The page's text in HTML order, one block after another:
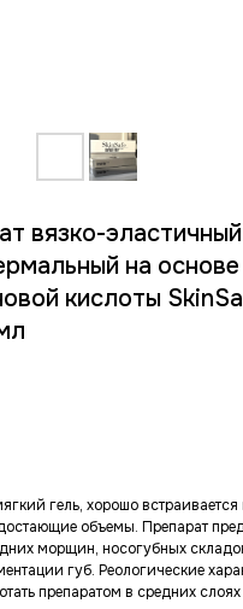
вязко-эластичный
на основе
кислоты
гель, хорошо
объемы. Препарат
морщин, носогубных
губ. Реологические
препаратом в средних